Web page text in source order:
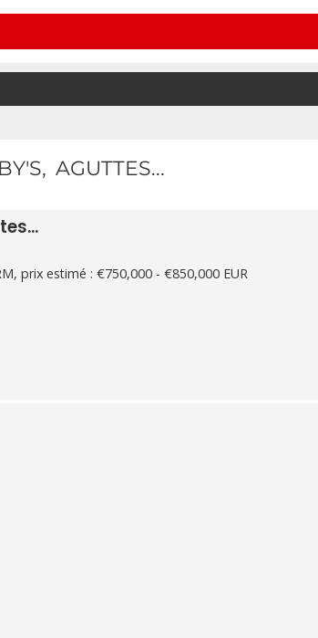
AGUTTES...
prix estimé : €750,000 - €850,000 EUR